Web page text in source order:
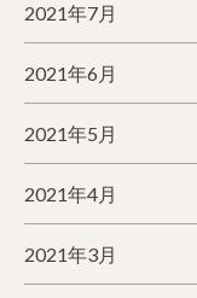
2021年7月
2021年6月
2021年5月
2021年4月
2021年3月